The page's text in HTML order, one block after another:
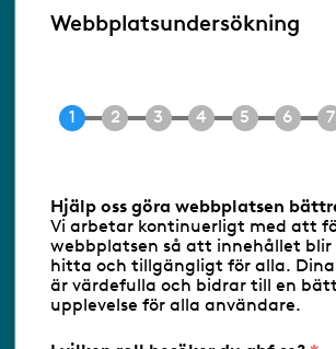
Besöksadress:
Ringvägen 100
E-post info@gbf.se
Följ oss via RSS
Databasens namn:www.gbf.se-
Webbplatsundersökning
Hjälp oss göra webbplatsen
Vi arbetar kontinuerligt med att
webbplatsen så att innehållet
hitta och tillgängligt för alla.
är värdefulla och bidrar till en
upplevelse för alla användare.